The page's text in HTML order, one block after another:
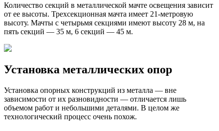
Количество секций в металлической мачте освещения зависит
от ее высоты. Трехсекционная мачта имеет 21-метровую
высоту. Мачты с четырьмя секциями имеют высоту 28 м, на
пять секций — 35 м, 6 секций — 45 м.
Установка металлических опор
Установка опорных конструкций из металла — вне
зависимости от их разновидности — отличается лишь
объемом работ и небольшими деталями. В целом же
технологический процесс очень похож.